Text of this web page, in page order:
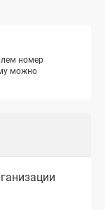
номер
можно